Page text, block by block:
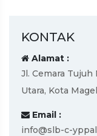
KONTAK
Alamat :
Jl. Cemara Tujuh
Utara, Kota
Email :
info@slb-c-